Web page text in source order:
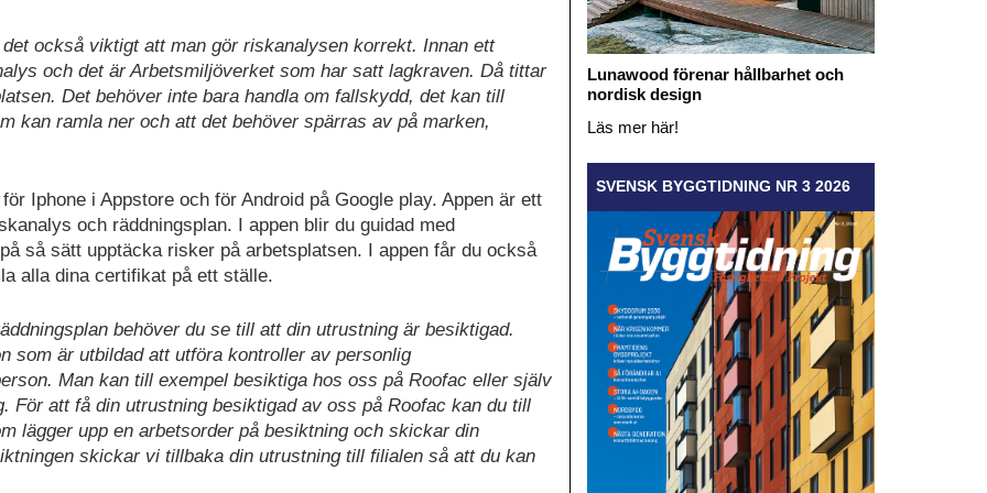
också viktigt att man gör riskanalysen korrekt. Innan ett
och det är Arbetsmiljöverket som har satt lagkraven. Då tittar
Det behöver inte bara handla om fallskydd, det kan till
kan ramla ner och att det behöver spärras av på marken,
Iphone i Appstore och för Android på Google play. Appen är ett
och räddningsplan. I appen blir du guidad med
så sätt upptäcka risker på arbetsplatsen. I appen får du också
alla dina certifikat på ett ställe.
behöver du se till att din utrustning är besiktigad.
som är utbildad att utföra kontroller av personlig
Man kan till exempel besiktiga hos oss på Roofac eller själv
För att få din utrustning besiktigad av oss på Roofac kan du till
lägger upp en arbetsorder på besiktning och skickar din
skickar vi tillbaka din utrustning till filialen så att du kan
Lunawood förenar hållbarhet och
nordisk design
Läs mer här!
SVENSK BYGGTIDNING NR 3 2026